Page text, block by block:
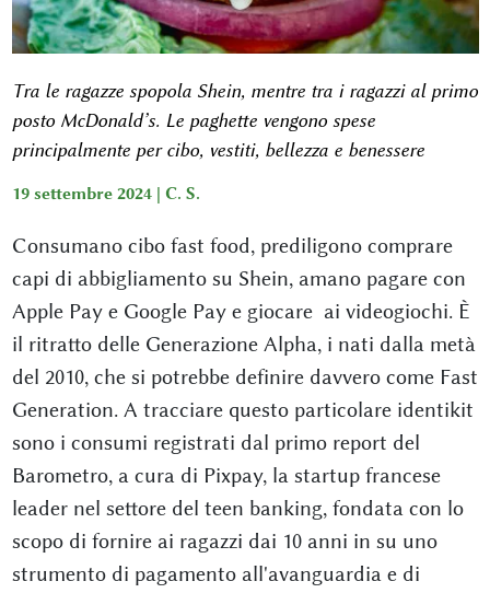
Tra le ragazze spopola Shein, mentre tra i ragazzi al primo
posto McDonald’s. Le paghette vengono spese
principalmente per cibo, vestiti, bellezza e benessere
19 settembre 2024 | C. S.
Consumano cibo fast food, prediligono comprare
capi di abbigliamento su Shein, amano pagare con
Apple Pay e Google Pay e giocare ai videogiochi. È
il ritratto delle Generazione Alpha, i nati dalla metà
del 2010, che si potrebbe definire davvero come Fast
Generation. A tracciare questo particolare identikit
sono i consumi registrati dal primo report del
Barometro, a cura di Pixpay, la startup francese
leader nel settore del teen banking, fondata con lo
scopo di fornire ai ragazzi dai 10 anni in su uno
strumento di pagamento all'avanguardia e di